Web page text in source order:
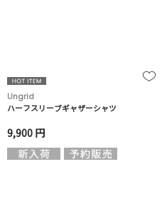
Ungrid
ハーフスリーブギャザーシャツ
9,900 円